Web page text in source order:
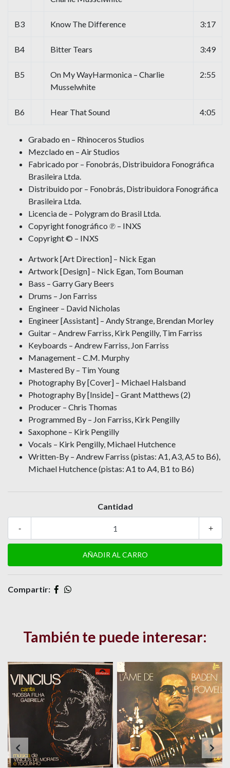
B3 Know The Difference 3:17
B4 Bitter Tears 3:49
B5
On My WayHarmonica – Charlie
Musselwhite
2:55
B6 Hear That Sound 4:05
Grabado en – Rhinoceros Studios
Mezclado en – Air Studios
Fabricado por – Fonobrás, Distribuidora Fonográfica
Brasileira Ltda.
Distribuido por – Fonobrás, Distribuidora Fonográfica
Brasileira Ltda.
Licencia de – Polygram do Brasil Ltda.
Copyright fonográfico ℗ – INXS
Copyright © – INXS
Artwork [Art Direction] – Nick Egan
Artwork [Design] – Nick Egan, Tom Bouman
Bass – Garry Gary Beers
Drums – Jon Farriss
Engineer – David Nicholas
Engineer [Assistant] – Andy Strange, Brendan Morley
Guitar – Andrew Farriss, Kirk Pengilly, Tim Farriss
Keyboards – Andrew Farriss, Jon Farriss
Management – C.M. Murphy
Mastered By – Tim Young
Photography By [Cover] – Michael Halsband
Photography By [Inside] – Grant Matthews (2)
Producer – Chris Thomas
Programmed By – Jon Farriss, Kirk Pengilly
Saxophone – Kirk Pengilly
Vocals – Kirk Pengilly, Michael Hutchence
Written-By – Andrew Farriss (pistas: A1, A3, A5 to B6),
Michael Hutchence (pistas: A1 to A4, B1 to B6)
Cantidad
+
-
Compartir:
También te puede interesar: